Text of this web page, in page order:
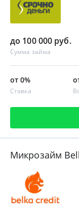
до 100 000 руб.
Сумма займа
от 0%
Ставка
Микрозайм